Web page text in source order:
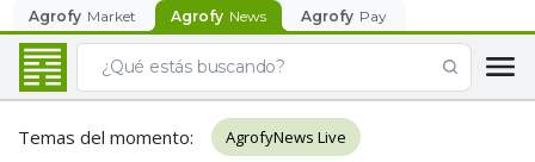
Agrofy Market Agrofy News Agrofy Pay
Temas del momento: AgrofyNews Live